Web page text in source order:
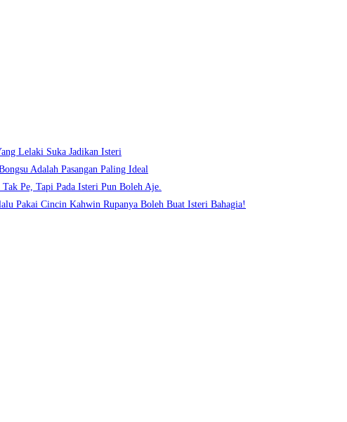
Lelaki Suka Jadikan Isteri
Adalah Pasangan Paling Ideal
Pe, Tapi Pada Isteri Pun Boleh Aje.
Pakai Cincin Kahwin Rupanya Boleh Buat Isteri Bahagia!